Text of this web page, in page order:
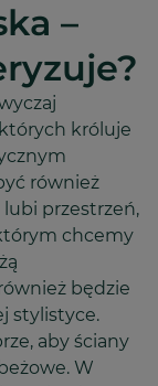
–
króluje
również
przestrzeń,
chcemy
będzie
stylistyce.
aby ściany
W